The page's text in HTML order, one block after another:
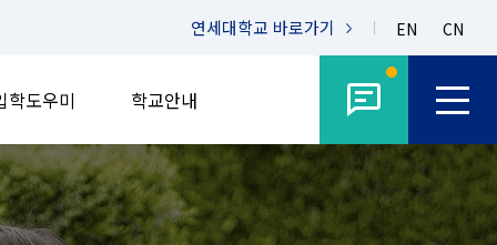
연세대학교 바로가기 EN CN
학도우미 학교안내